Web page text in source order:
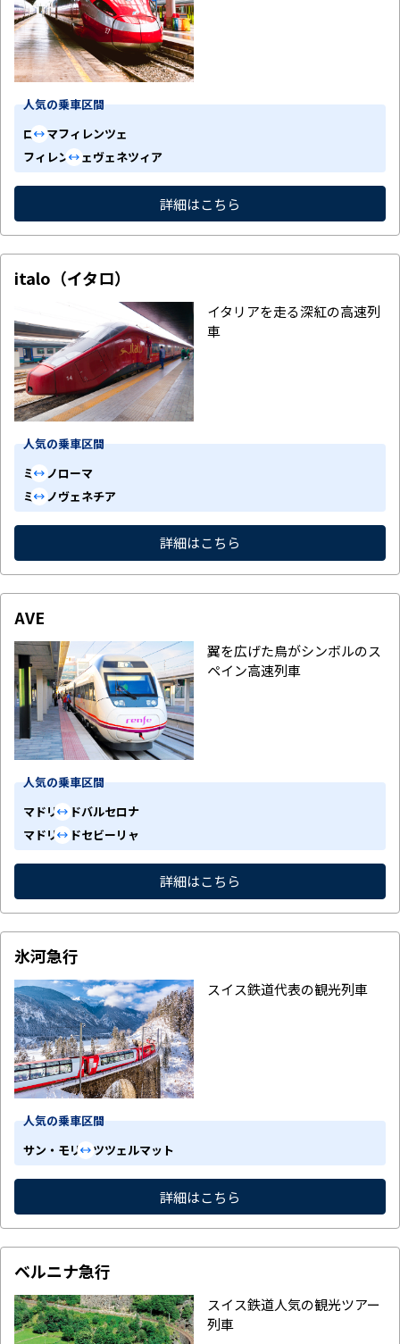
人気の乗車区間
ローマフィレンツェ
フィレンツェヴェネツィア
詳細はこちら
italo（イタロ）
イタリアを走る深紅の高速列
車
人気の乗車区間
ミラノローマ
ミラノヴェネチア
詳細はこちら
AVE
翼を広げた鳥がシンボルのス
ペイン高速列車
人気の乗車区間
マドリードバルセロナ
マドリードセビーリャ
詳細はこちら
氷河急行
スイス鉄道代表の観光列車
人気の乗車区間
サン・モリッツツェルマット
詳細はこちら
ベルニナ急行
スイス鉄道人気の観光ツアー
列車